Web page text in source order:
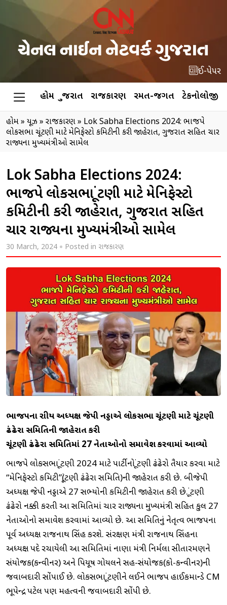
ઈ-પેપર
હોમ ગુજરાત રાજકારણ રમત-જગત ટેકનોલોજી
હોમ» ન્યૂઝ » રાજકારણ» Lok Sabha Elections 2024: ભાજપે
લોકસભા ચૂંટણી માટે મેનિફેસ્ટો કમિટીની કરી જાહેરાત, ગુજરાત સહિત ચાર
રાજ્યના મુખ્યમંત્રીઓ સામેલ
Lok Sabha Elections 2024:
ભાજપે લોકસભા ચૂંટણી માટે મેનિફેસ્ટો
કમિટીની કરી જાહેરાત, ગુજરાત સહિત
ચાર રાજ્યના મુખ્યમંત્રીઓ સામેલ
30 March, 2024 Posted in રાજકારણ
ભાજપના રાષ્ટ્રીય અધ્યક્ષ જેપી નડ્ડાએ લોકસભા ચૂંટણી માટે ચૂંટણી
ઢંઢેરા સમિતિની જાહેરાત કરી
ચૂંટણી ઢંઢેરા સમિતિમાં 27 નેતાઓનો સમાવેશ કરવામાં આવ્યો
ભાજપે લોકસભા ચૂંટણી 2024 માટે પાર્ટીનો ચૂંટણી ઢંઢેરો તૈયાર કરવા માટે
“મેનિફેસ્ટો કમિટી”(ચૂંટણી ઢંઢેરા સમિતિ)ની જાહેરાત કરી છે. બીજેપી
અધ્યક્ષ જેપી નડ્ડાએ 27 સભ્યોની કમિટીની જાહેરાત કરી છે. ચૂંટણી
ઢંઢેરો નક્કી કરતી આ સમિતિમાં ચાર રાજ્યના મુખ્યમંત્રી સહિત કુલ 27
નેતાઓનો સમાવેશ કરવામાં આવ્યો છે. આ સમિતિનું નેતૃત્વ ભાજપના
પૂર્વ અધ્યક્ષ રાજનાથ સિંહ કરશે. સંરક્ષણ મંત્રી રાજનાથ સિંહના
અધ્યક્ષ પદે રચાયેલી આ સમિતિમાં નાણા મંત્રી નિર્મલા સીતારમણને
સંયોજક(કન્વીનર) અને પિયૂષ ગોયલને સહ-સંયોજક(કો-કન્વીનર)ની
જવાબદારી સોંપાઈ છે. લોકસભા ચૂંટણીને લઈને ભાજપ હાઈકમાન્ડે CM
ભૂપેન્દ્ર પટેલ પણ મહત્વની જવાબદારી સોંપી છે.